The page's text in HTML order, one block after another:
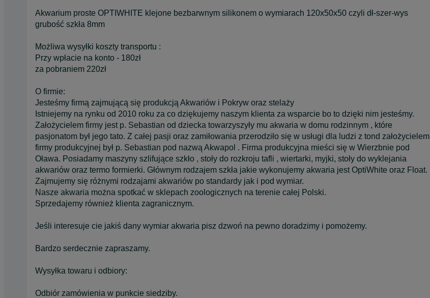
Akwarium proste OPTIWHITE klejone bezbarwnym silikonem o wymiarach 120x50x50 czyli dł-szer-wys
grubość szkła 8mm
Możliwa wysyłki koszty transportu :
Przy wpłacie na konto - 180zł
za pobraniem 220zł
O firmie:
Jesteśmy firmą zajmującą się produkcją Akwariów i Pokryw oraz stelaży
Istniejemy na rynku od 2010 roku za co dziękujemy naszym klienta za wsparcie bo to dzięki nim jesteśmy.
Założycielem firmy jest p. Sebastian od dziecka towarzyszyły mu akwaria w domu rodzinnym , które
pasjonatom był jego tato. Z całej pasji oraz zamiłowania przerodziło się w usługi dla ludzi z tond założycielem
firmy produkcyjnej był p. Sebastian pod nazwą Akwapol . Firma produkcyjna mieści się w Wierzbnie pod
Oława. Posiadamy maszyny szlifujące szkło , stoły do rozkroju tafli , wiertarki, myjki, stoły do wyklejania
akwariów oraz termo formierki. Głównym rodzajem szkła jakie wykonujemy akwaria jest OptiWhite oraz Float.
Zajmujemy się różnymi rodzajami akwariów po standardy jak i pod wymiar.
Nasze akwaria można spotkać w sklepach zoologicznych na terenie całej Polski.
Sprzedajemy również klienta zagranicznym.
Jeśli interesuje cie jakiś dany wymiar akwaria pisz dzwoń na pewno doradzimy i pomożemy.
Bardzo serdecznie zapraszamy.
Wysyłka towaru i odbiory:
Odbiór zamówienia w punkcie siedziby.